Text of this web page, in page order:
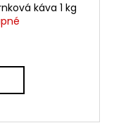
káva 1 kg